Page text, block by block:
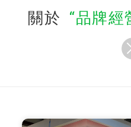
關於 品牌經